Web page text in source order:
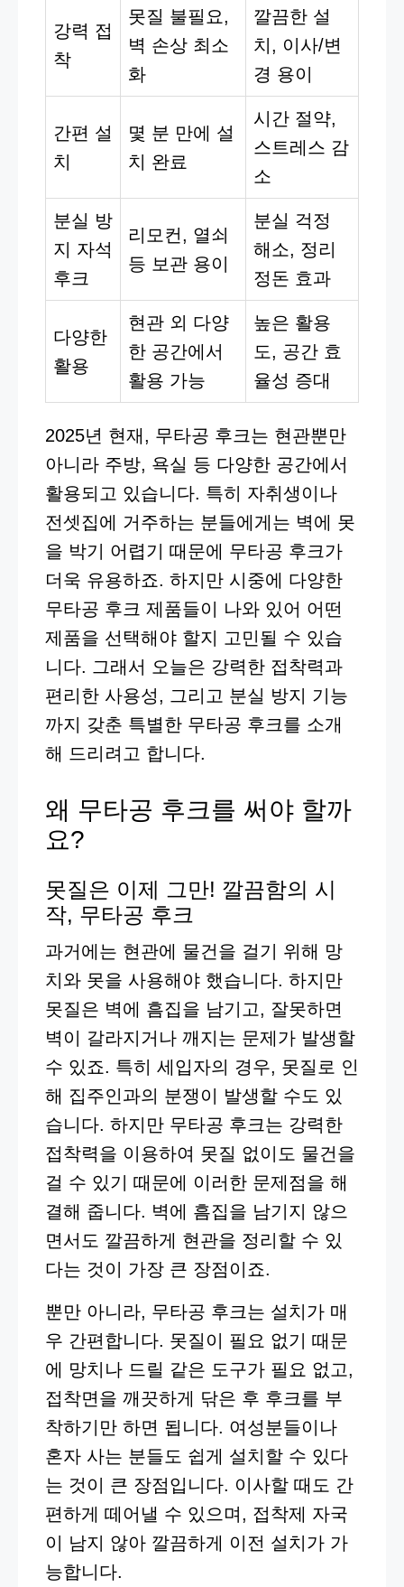
강력 접
착
못질 불필요,
벽 손상 최소
화
깔끔한 설
치, 이사/변
경 용이
간편 설
치
몇 분 만에 설
치 완료
시간 절약,
스트레스 감
소
분실 방
지 자석
후크
리모컨, 열쇠
등 보관 용이
분실 걱정
해소, 정리
정돈 효과
다양한
활용
현관 외 다양
한 공간에서
활용 가능
높은 활용
도, 공간 효
율성 증대
2025년 현재, 무타공 후크는 현관뿐만
아니라 주방, 욕실 등 다양한 공간에서
활용되고 있습니다. 특히 자취생이나
전셋집에 거주하는 분들에게는 벽에 못
을 박기 어렵기 때문에 무타공 후크가
더욱 유용하죠. 하지만 시중에 다양한
무타공 후크 제품들이 나와 있어 어떤
제품을 선택해야 할지 고민될 수 있습
니다. 그래서 오늘은 강력한 접착력과
편리한 사용성, 그리고 분실 방지 기능
까지 갖춘 특별한 무타공 후크를 소개
해 드리려고 합니다.
왜 무타공 후크를 써야 할까
요?
못질은 이제 그만! 깔끔함의 시
작, 무타공 후크
과거에는 현관에 물건을 걸기 위해 망
치와 못을 사용해야 했습니다. 하지만
못질은 벽에 흠집을 남기고, 잘못하면
벽이 갈라지거나 깨지는 문제가 발생할
수 있죠. 특히 세입자의 경우, 못질로 인
해 집주인과의 분쟁이 발생할 수도 있
습니다. 하지만 무타공 후크는 강력한
접착력을 이용하여 못질 없이도 물건을
걸 수 있기 때문에 이러한 문제점을 해
결해 줍니다. 벽에 흠집을 남기지 않으
면서도 깔끔하게 현관을 정리할 수 있
다는 것이 가장 큰 장점이죠.
뿐만 아니라, 무타공 후크는 설치가 매
우 간편합니다. 못질이 필요 없기 때문
에 망치나 드릴 같은 도구가 필요 없고,
접착면을 깨끗하게 닦은 후 후크를 부
착하기만 하면 됩니다. 여성분들이나
혼자 사는 분들도 쉽게 설치할 수 있다
는 것이 큰 장점입니다. 이사할 때도 간
편하게 떼어낼 수 있으며, 접착제 자국
이 남지 않아 깔끔하게 이전 설치가 가
능합니다.